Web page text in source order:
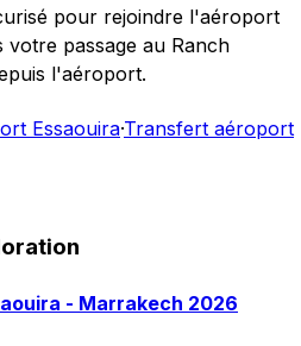
pour rejoindre l'aéroport
passage au Ranch
l'aéroport.
Essaouira·Transfert aéroport
- Marrakech 2026